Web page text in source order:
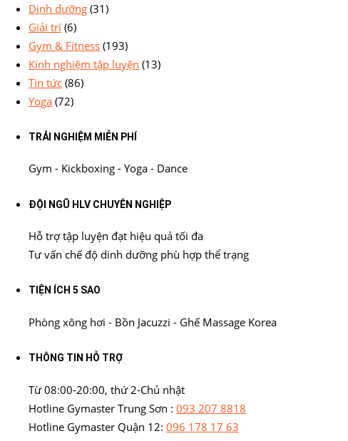
Dinh dưỡng (31)
Giải trí (6)
Gym & Fitness (193)
Kinh nghiệm tập luyện (13)
Tin tức (86)
Yoga (72)
TRẢI NGHIỆM MIỄN PHÍ
Gym - Kickboxing - Yoga - Dance
ĐỘI NGŨ HLV CHUYÊN NGHIỆP
Hỗ trợ tập luyện đạt hiệu quả tối đa
Tư vấn chế độ dinh dưỡng phù hợp thể trạng
TIỆN ÍCH 5 SAO
Phòng xông hơi - Bồn Jacuzzi - Ghế Massage Korea
THÔNG TIN HỖ TRỢ
Từ 08:00-20:00, thứ 2-Chủ nhật
Hotline Gymaster Trung Sơn : 093 207 8818
Hotline Gymaster Quận 12: 096 178 17 63